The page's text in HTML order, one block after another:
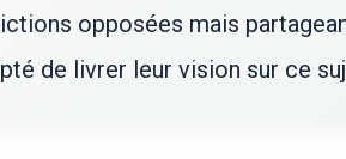
opposées mais
de livrer leur vision sur ce